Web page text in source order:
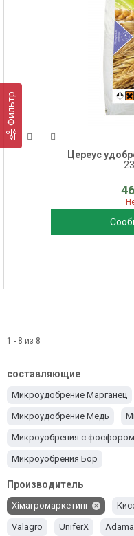
Фильтр
Цереус
1 - 8 из 8
составляющие
Микроудобрение Марганец
Микроудобрение Медь
Микроуобрения с фосфором
Микроуобрения Бор
Производитель
Хімагромаркетинг
Valagro UniferX Adama